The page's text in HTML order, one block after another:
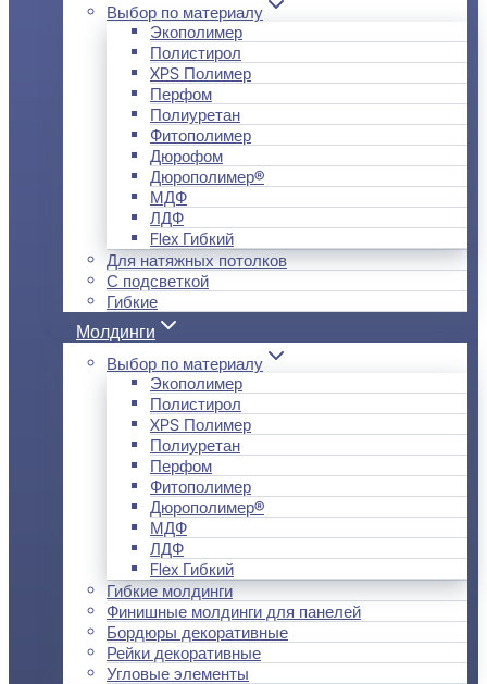
Выбор по материалу
Экополимер
Полистирол
XPS Полимер
Перфом
Полиуретан
Фитополимер
Дюрофом
Дюрополимер®
МДФ
ЛДФ
Flex Гибкий
Для натяжных потолков
С подсветкой
Гибкие
Молдинги
Выбор по материалу
Экополимер
Полистирол
XPS Полимер
Полиуретан
Перфом
Фитополимер
Дюрополимер®
МДФ
ЛДФ
Flex Гибкий
Гибкие молдинги
Финишные молдинги для панелей
Бордюры декоративные
Рейки декоративные
Угловые элементы